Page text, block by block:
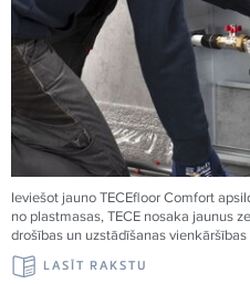
Ieviešot jaunoTECEfloor Comfort
no plastmasas,TECE nosaka jaunus
drošības un uzstādīšanas
LASĪT RAKSTU